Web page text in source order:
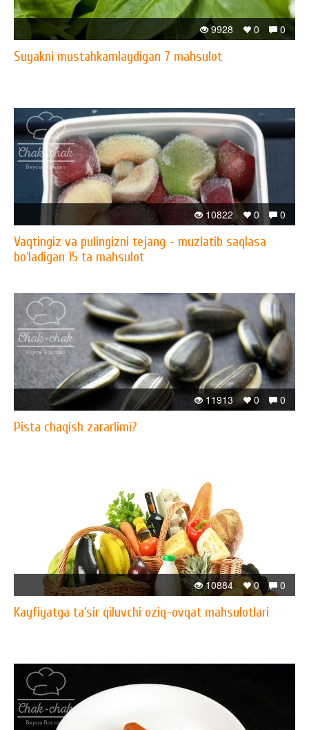
0
0
9928
Suyakni mustahkamlaydigan 7 mahsulot
0
0
10822
Vaqtingiz va pulingizni tejang - muzlatib saqlasa
bo‘ladigan 15 ta mahsulot
0
0
11913
Pista chaqish zararlimi?
0
0
10884
Kayfiyatga ta’sir qiluvchi oziq-ovqat mahsulotlari